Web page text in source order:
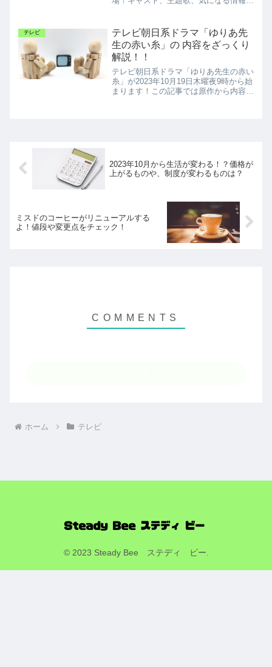
テレビ
テレビ朝日系ドラマ「ゆりあ先
生の赤い糸」の 内容をざっくり
解説！！
テレビ朝日系ドラマ「ゆりあ先生の赤い
糸」が2023年10月19日木曜夜9時から始
まります！この記事では原作から内容を
2023年10月から生活が変わる！？価格が
上がるものや、制度が変わるものは？
ミスドのコーヒーがリニューアルする
よ！値段や変更点をチェック！
ホーム テレビ
© 2023 Steady Bee ステディ ビー.